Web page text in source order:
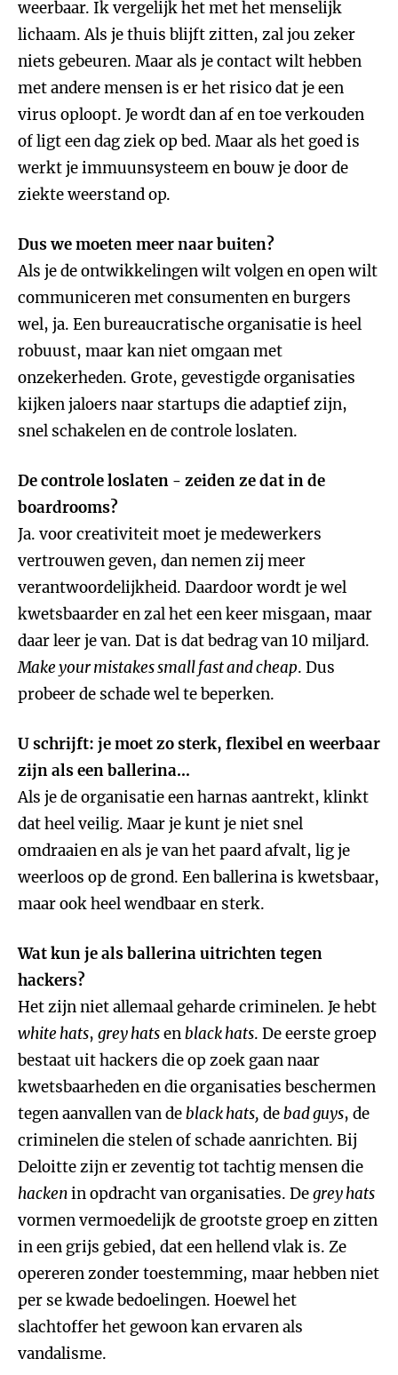
weerbaar. Ik vergelijk het met het menselijk
lichaam. Als je thuis blijft zitten, zal jou zeker
niets gebeuren. Maar als je contact wilt hebben
met andere mensen is er het risico dat je een
virus oploopt. Je wordt dan af en toe verkouden
of ligt een dag ziek op bed. Maar als het goed is
werkt je immuunsysteem en bouw je door de
ziekte weerstand op.
Dus we moeten meer naar buiten?
Als je de ontwikkelingen wilt volgen en open wilt
communiceren met consumenten en burgers
wel, ja. Een bureaucratische organisatie is heel
robuust, maar kan niet omgaan met
onzekerheden. Grote, gevestigde organisaties
kijken jaloers naar startups die adaptief zijn,
snel schakelen en de controle loslaten.
De controle loslaten - zeiden ze dat in de
boardrooms?
Ja. voor creativiteit moet je medewerkers
vertrouwen geven, dan nemen zij meer
verantwoordelijkheid. Daardoor wordt je wel
kwetsbaarder en zal het een keer misgaan, maar
daar leer je van. Dat is dat bedrag van 10 miljard.
Make your mistakes small fast and cheap. Dus
probeer de schade wel te beperken.
U schrijft: je moet zo sterk, flexibel en weerbaar
zijn als een ballerina…
Als je de organisatie een harnas aantrekt, klinkt
dat heel veilig. Maar je kunt je niet snel
omdraaien en als je van het paard afvalt, lig je
weerloos op de grond. Een ballerina is kwetsbaar,
maar ook heel wendbaar en sterk.
Wat kun je als ballerina uitrichten tegen
hackers?
Het zijn niet allemaal geharde criminelen. Je hebt
white hats, grey hatsenblack hats. De eerste groep
bestaat uit hackers die op zoek gaan naar
kwetsbaarheden en die organisaties beschermen
tegen aanvallen van deblack hats, debad guys, de
criminelen die stelen of schade aanrichten. Bij
Deloitte zijn er zeventig tot tachtig mensen die
hackenin opdracht van organisaties. Degrey hats
vormen vermoedelijk de grootste groep en zitten
in een grijs gebied, dat een hellend vlak is. Ze
opereren zonder toestemming, maar hebben niet
per se kwade bedoelingen. Hoewel het
slachtoffer het gewoon kan ervaren als
vandalisme.